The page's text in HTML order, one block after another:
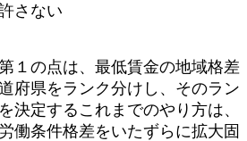
さない
１の点は、最低賃金の地域格差
府県をランク分けし、そのラン
決定するこれまでのやり方は、
働条件格差をいたずらに拡大固